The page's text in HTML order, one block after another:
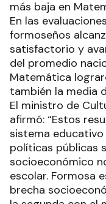
más baja en
En las
formoseños
satisfactorio y
del promedio
Matemática
también la media
El ministro de
afirmó: “Estos
sistema
políticas públicas
socioeconómico
escolar. Formosa
brecha